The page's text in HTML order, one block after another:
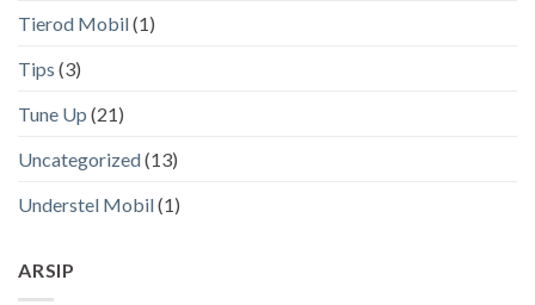
Tierod Mobil(1)
Tips (3)
Tune Up (21)
Uncategorized(13)
Understel Mobil(1)
ARSIP